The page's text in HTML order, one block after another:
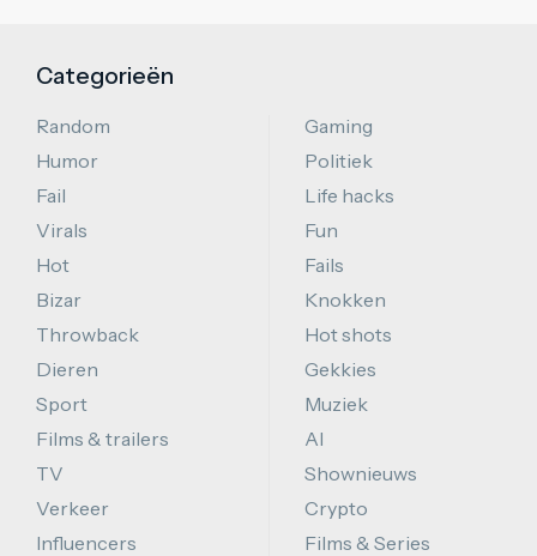
Categorieën
Random
Humor
Fail
Virals
Hot
Bizar
Throwback
Dieren
Sport
Films & trailers
TV
Verkeer
Influencers
Gaming
Politiek
Life hacks
Fun
Fails
Knokken
Hot shots
Gekkies
Muziek
AI
Shownieuws
Crypto
Films & Series